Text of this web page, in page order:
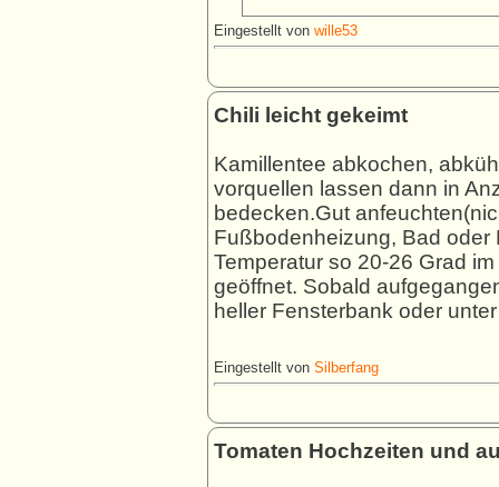
Eingestellt von wille53
Chili leicht gekeimt
Kamillentee abkochen,
vorquellen lassen dann in
bedecken.Gut
Fußbodenheizung, Bad oder
Temperatur so 20-26 Grad
geöffnet. Sobald
heller Fensterbank oder
Eingestellt von Silberfang
Tomaten Hochzeiten und